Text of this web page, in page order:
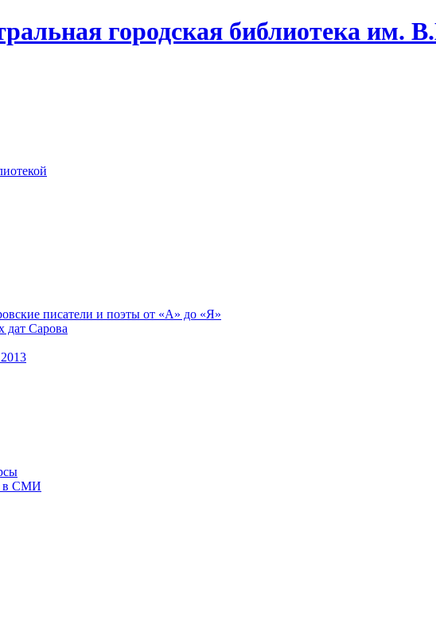
городская библиотека им.
писатели и поэты от «А» до «Я»
дат Сарова
в СМИ